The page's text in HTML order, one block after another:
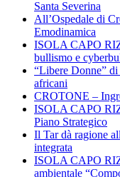
Santa Severina
All’Ospedale di
Emodinamica
ISOLA CAPO
bullismo e
“Libere Donne”
africani
CROTONE –
ISOLA CAPO
Piano Strategico
Il Tar dà ragione
integrata
ISOLA CAPO
ambientale